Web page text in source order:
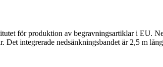
för produktion av begravningsartiklar i EU.
Det integrerade nedsänkningsbandet är 2,5 m